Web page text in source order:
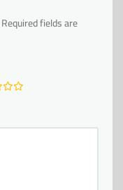
Required fields are